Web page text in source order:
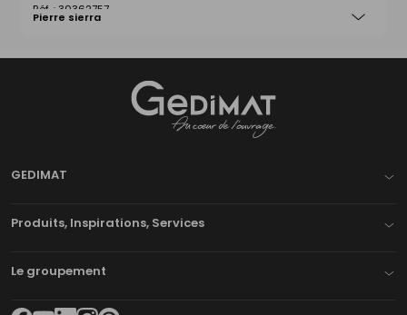
30362757
Pierre sierra
GEDIMAT
Produits, Inspirations, Services
Le groupement